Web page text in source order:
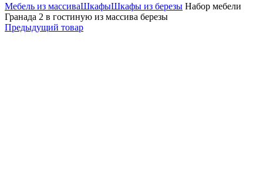
Мебель из массиваШкафыШкафы из березы Набор мебели
Гранада 2 в гостиную из массива березы
Предыдущий товар